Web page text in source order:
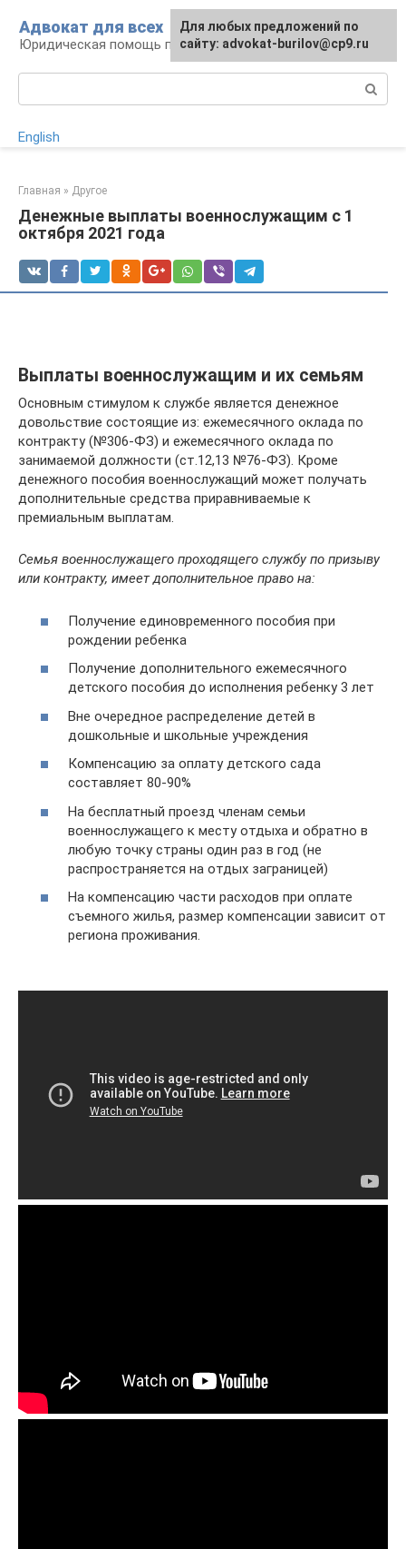
контенту
Адвокат для всех
Юридическая помощь по любому вопросу
English
Главная » Другое
Денежные выплаты военнослужащим с 1
октября 2021 года
Выплаты военнослужащим и их семьям
Основным стимулом к службе является денежное
довольствие состоящие из: ежемесячного оклада по
контракту (№306-ФЗ) и ежемесячного оклада по
занимаемой должности (ст.12,13 №76-ФЗ). Кроме
денежного пособия военнослужащий может получать
дополнительные средства приравниваемые к
премиальным выплатам.
Семья военнослужащего проходящего службу по призыву
или контракту, имеет дополнительное право на:
Получение единовременного пособия при
рождении ребенка
Получение дополнительного ежемесячного
детского пособия до исполнения ребенку 3 лет
Вне очередное распределение детей в
дошкольные и школьные учреждения
Компенсацию за оплату детского сада
составляет 80-90%
На бесплатный проезд членам семьи
военнослужащего к месту отдыха и обратно в
любую точку страны один раз в год (не
распространяется на отдых заграницей)
На компенсацию части расходов при оплате
съемного жилья, размер компенсации зависит от
региона проживания.
Для любых предложений по
сайту: advokat-burilov@cp9.ru